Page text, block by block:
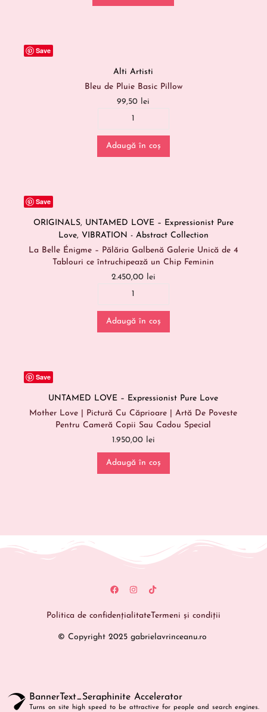
Save
Alti Artisti
Bleu de Pluie Basic Pillow
99,50 lei
Adaugă în coș
Save
ORIGINALS, UNTAMED LOVE – Expressionist Pure
Love, VIBRATION - Abstract Collection
La Belle Énigme – Pălăria Galbenă Galerie Unică de 4
Tablouri ce întruchipează un Chip Feminin
2.450,00 lei
Adaugă în coș
Save
UNTAMED LOVE – Expressionist Pure Love
Mother Love | Pictură Cu Căprioare | Artă De Poveste
Pentru Cameră Copii Sau Cadou Special
1.950,00 lei
Adaugă în coș
Politica de confidențialitateTermeni și condiții
© Copyright 2025 gabrielavrinceanu.ro
BannerText_Seraphinite Accelerator
Turns on site high speed to be attractive for people and search engines.